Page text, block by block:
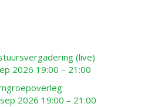
(live)
2026 19:00 – 21:00
2026 19:00 – 21:00